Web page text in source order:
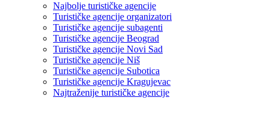
Najbolje turističke agencije
Turističke agencije organizatori
Turističke agencije subagenti
Turističke agencije Beograd
Turističke agencije Novi Sad
Turističke agencije Niš
Turističke agencije Subotica
Turističke agencije Kragujevac
Najtraženije turističke agencije